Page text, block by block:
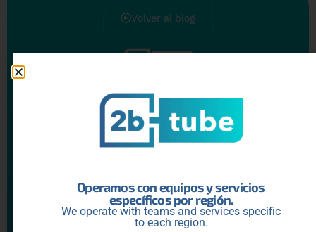
Volver al blog
Artículos recientes
Alianza entre Enchufe.tv y Grupo
Fórmula: el modelo que redefine el
Operamos con equipos y servicios
específicos por región.
We operate with teams and services specific
to each region.